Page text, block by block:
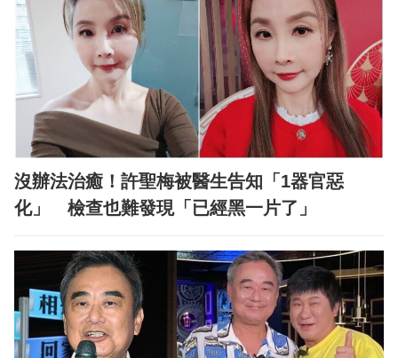
沒辦法治癒！許聖梅被醫生告知「1器官惡
化」 檢查也難發現「已經黑一片了」